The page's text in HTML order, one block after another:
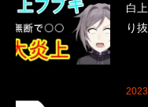
白
り